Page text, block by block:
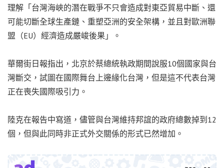
理解「台灣海峽的潛在戰爭不只會造成對東亞貿易中斷、還
可能切斷全球生產鏈、重塑亞洲的安全架構，並且對歐洲聯
盟（EU）經濟造成嚴峻後果」。
華爾街日報指出，北京於蔡總統執政期間說服10個國家與台
灣斷交，試圖在國際舞台上邊緣化台灣，但是這不代表台灣
正在喪失國際吸引力。
陸克在報告中寫道，儘管與台灣維持邦誼的政府總數掉到12
個，但與此同時非正式外交關係的形式已然增加。